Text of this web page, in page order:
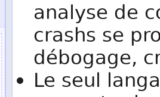
analyse de
crashs se
débogage,
Le seul